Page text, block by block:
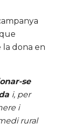
la dona en
se
i, per
i
rural